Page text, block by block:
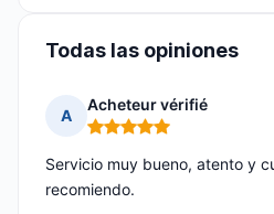
Todas las opiniones
A
Acheteur vérifié
Nota: 5 de 5
Servicio muy bueno, atento y
recomiendo.